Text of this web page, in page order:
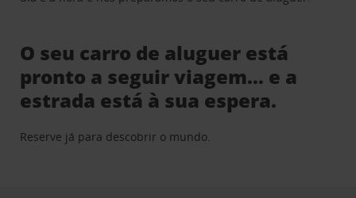
O seu carro de aluguer está
pronto a seguir viagem… e a
estrada está à sua espera.
Reserve já para descobrir o mundo.